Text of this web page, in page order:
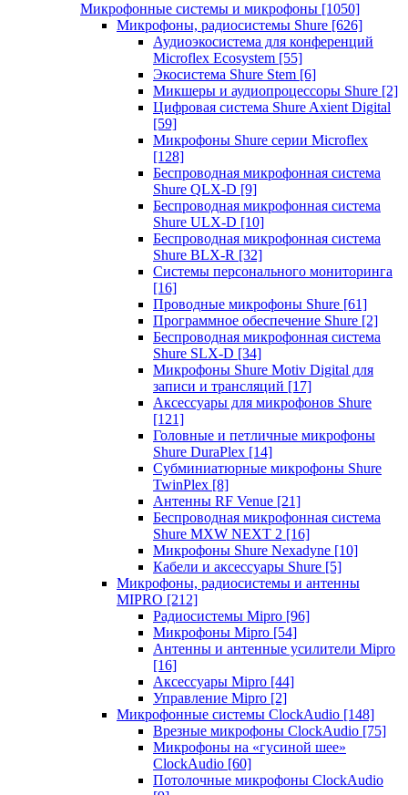
Микрофонные системы и микрофоны [1050]
Микрофоны, радиосистемы Shure [626]
Аудиоэкосистема для конференций
Microflex Ecosystem [55]
Экосистема Shure Stem [6]
Микшеры и аудиопроцессоры Shure [2]
Цифровая система Shure Axient Digital
[59]
Микрофоны Shure серии Microflex
[128]
Беспроводная микрофонная система
Shure QLX-D [9]
Беспроводная микрофонная система
Shure ULX-D [10]
Беспроводная микрофонная система
Shure BLX-R [32]
Системы персонального мониторинга
[16]
Проводные микрофоны Shure [61]
Программное обеспечение Shure [2]
Беспроводная микрофонная система
Shure SLX-D [34]
Микрофоны Shure Motiv Digital для
записи и трансляций [17]
Аксессуары для микрофонов Shure
[121]
Головные и петличные микрофоны
Shure DuraPlex [14]
Субминиатюрные микрофоны Shure
TwinPlex [8]
Антенны RF Venue [21]
Беспроводная микрофонная система
Shure MXW NEXT 2 [16]
Микрофоны Shure Nexadyne [10]
Кабели и аксессуары Shure [5]
Микрофоны, радиосистемы и антенны
MIPRO [212]
Радиосистемы Mipro [96]
Микрофоны Mipro [54]
Антенны и антенные усилители Mipro
[16]
Аксессуары Mipro [44]
Управление Mipro [2]
Микрофонные системы ClockAudio [148]
Врезные микрофоны ClockAudio [75]
Микрофоны на «гусиной шее»
ClockAudio [60]
Потолочные микрофоны ClockAudio